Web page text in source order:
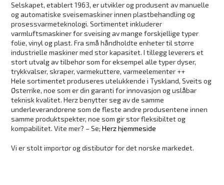
Selskapet, etablert 1963, er utvikler og produsent av manuelle
og automatiske sveisemaskiner innen plastbehandling og
prosessvarmeteknologi. Sortimentet inkluderer
varmluftsmaskiner for sveising av mange forskjellige typer
folie, vinyl og plast. Fra små håndholdte enheter til større
industrielle maskiner med stor kapasitet. I tillegg leverers et
stort utvalg av tilbehør som for eksempel alle typer dyser,
trykkvalser, skraper, varmekuttere, varmeelementer ++
Hele sortimentet produseres utelukkende i Tyskland, Sveits og
Østerrike, noe som er din garanti for innovasjon og uslåbar
teknisk kvalitet. Herz benytter seg av de samme
underleverandørene som de fleste andre produsentene innen
samme produktspekter, noe som gir stor fleksibiltet og
kompabilitet. Vite mer? – Se;Herz hjemmeside
Vi er stolt importør og distibutør for det norske markedet.